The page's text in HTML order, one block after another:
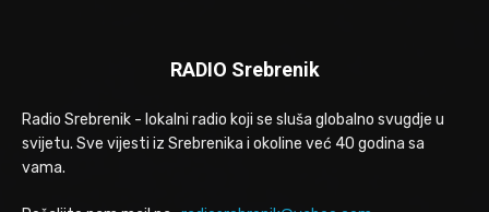
RADIO Srebrenik
Radio Srebrenik - lokalni radio koji se sluša globalno svugdje u
svijetu. Sve vijesti iz Srebrenika i okoline već 40 godina sa
vama.